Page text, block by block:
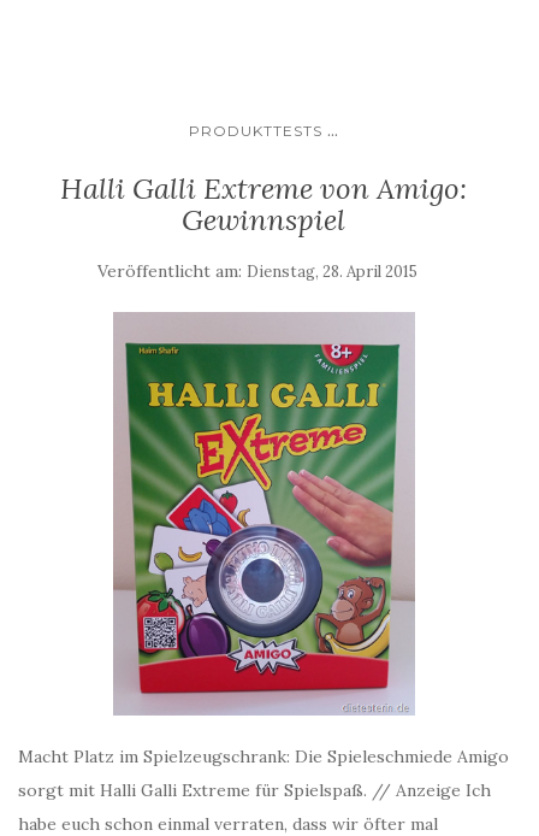
PRODUKTTESTS ...
Halli Galli Extreme von Amigo:
Gewinnspiel
Veröffentlicht am: Dienstag, 28. April 2015
Macht Platz im Spielzeugschrank: Die Spieleschmiede Amigo
sorgt mit Halli Galli Extreme für Spielspaß. // Anzeige Ich
habe euch schon einmal verraten, dass wir öfter mal